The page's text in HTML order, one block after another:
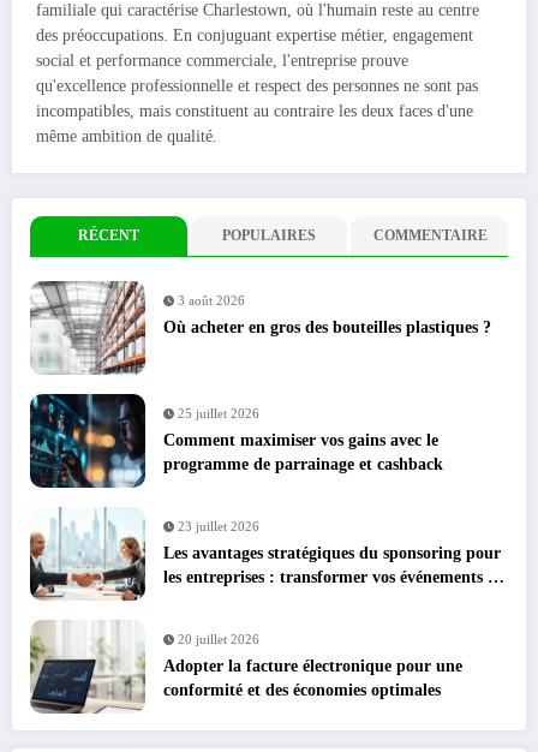
familiale qui caractérise Charlestown, où l'humain reste au centre
des préoccupations. En conjuguant expertise métier, engagement
social et performance commerciale, l'entreprise prouve
qu'excellence professionnelle et respect des personnes ne sont pas
incompatibles, mais constituent au contraire les deux faces d'une
même ambition de qualité.
RÉCENT POPULAIRES COMMENTAIRE
3 août 2026
Où acheter en gros des bouteilles plastiques ?
25 juillet 2026
Comment maximiser vos gains avec le
programme de parrainage et cashback
23 juillet 2026
Les avantages stratégiques du sponsoring pour
les entreprises : transformer vos événements en
20 juillet 2026
Adopter la facture électronique pour une
conformité et des économies optimales